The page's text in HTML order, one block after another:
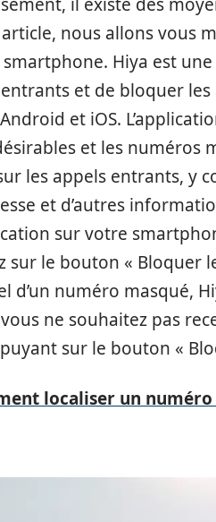
nous allons vous
Hiya est
et de bloquer
et iOS.
et les numéros
les appels entrants, y
et d’autres
sur votre
sur le bouton « Bloquer
d’un numéro masqué,
ne souhaitez pas
sur le bouton «
localiser un